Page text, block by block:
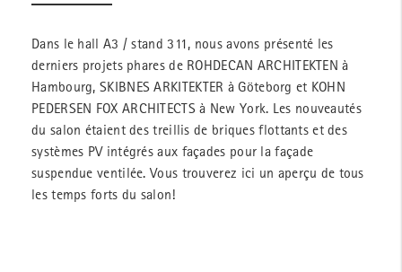
Dans le hall A3 / stand 311, nous avons présenté les
derniers projets phares de ROHDECAN ARCHITEKTEN à
Hambourg, SKIBNES ARKITEKTER à Göteborg et KOHN
PEDERSEN FOX ARCHITECTS à New York. Les nouveautés
du salon étaient des treillis de briques flottants et des
systèmes PV intégrés aux façades pour la façade
suspendue ventilée. Vous trouverez ici un aperçu de tous
les temps forts du salon!